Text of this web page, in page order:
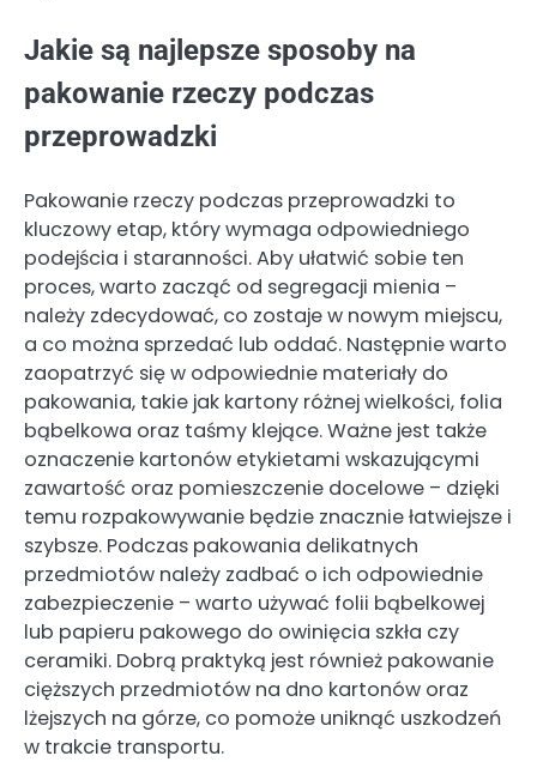
Jakie są najlepsze sposoby na
pakowanie rzeczy podczas
przeprowadzki
Pakowanie rzeczy podczas przeprowadzki to
kluczowy etap, który wymaga odpowiedniego
podejścia i staranności. Aby ułatwić sobie ten
proces, warto zacząć od segregacji mienia –
należy zdecydować, co zostaje w nowym miejscu,
a co można sprzedać lub oddać. Następnie warto
zaopatrzyć się w odpowiednie materiały do
pakowania, takie jak kartony różnej wielkości, folia
bąbelkowa oraz taśmy klejące. Ważne jest także
oznaczenie kartonów etykietami wskazującymi
zawartość oraz pomieszczenie docelowe – dzięki
temu rozpakowywanie będzie znacznie łatwiejsze i
szybsze. Podczas pakowania delikatnych
przedmiotów należy zadbać o ich odpowiednie
zabezpieczenie – warto używać folii bąbelkowej
lub papieru pakowego do owinięcia szkła czy
ceramiki. Dobrą praktyką jest również pakowanie
cięższych przedmiotów na dno kartonów oraz
lżejszych na górze, co pomoże uniknąć uszkodzeń
w trakcie transportu.